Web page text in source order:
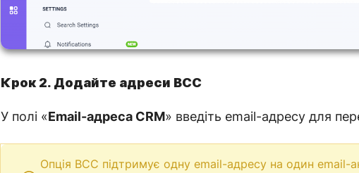
Крок 2. Додайте адреси BCC
У полі «Email-адреса CRM» введіть email-адресу для
Опція BCC підтримує одну email-адресу на один email-